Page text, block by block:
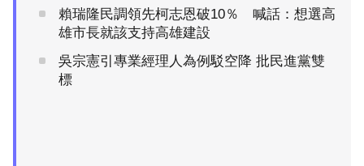
賴瑞隆民調領先柯志恩破10％ 喊話：想選高
雄市長就該支持高雄建設
吳宗憲引專業經理人為例駁空降 批民進黨雙
標